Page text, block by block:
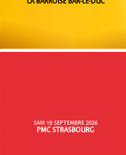
LA BARROISE BAR-LE-DUC
SAM 19 SEPTEMBRE 2026
PMC STRASBOURG